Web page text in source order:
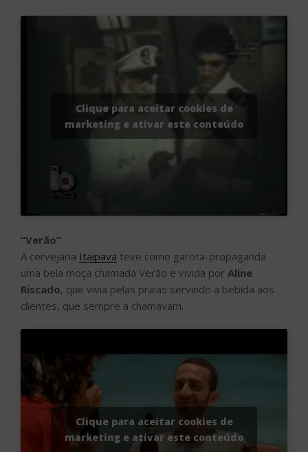
Clique para aceitar cookies de
marketing e ativar este conteúdo
“Verão”
A cervejaria Itaipava teve como garota-propaganda
uma bela moça chamada Verão e vivida por Aline
Riscado, que vivia pelas praias servindo a bebida aos
clientes, que sempre a chamavam.
Clique para aceitar cookies de
marketing e ativar este conteúdo